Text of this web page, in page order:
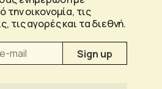
την οικονομία, τις
τις αγορές και τα διεθνή.